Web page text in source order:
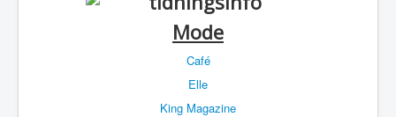
Länsvis
Mode
Café
Elle
King Magazine